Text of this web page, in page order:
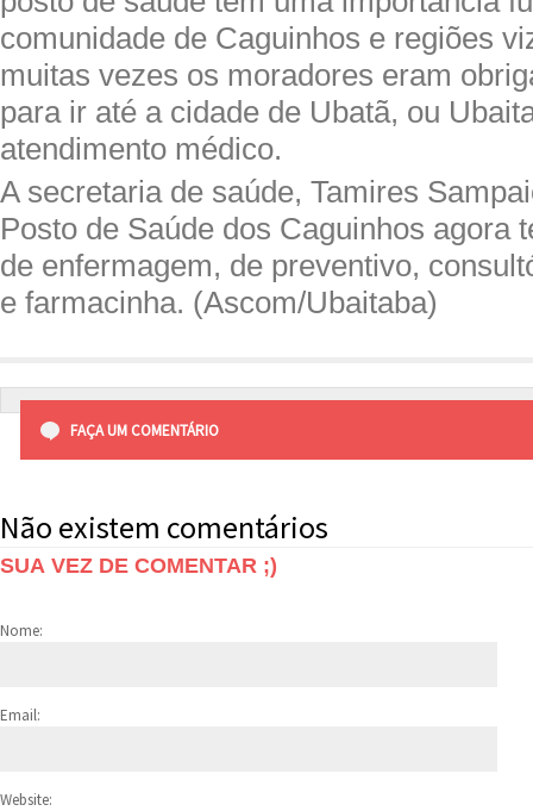
comunidade de Caguinhos e regiões
muitas vezes os moradores eram
para ir até a cidade de Ubatã, ou
atendimento médico.
A secretaria de saúde, Tamires
Posto de Saúde dos Caguinhos agora
de enfermagem, de preventivo,
e farmacinha. (Ascom/Ubaitaba)
FAÇA UM COMENTÁRIO
Não existem comentários
SUA VEZ DE COMENTAR ;)
Nome:
Email:
Website: